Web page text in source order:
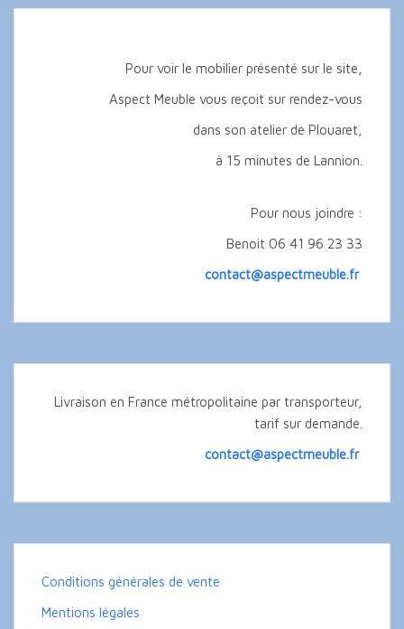
Pour voir le mobilier présenté sur le site,
Aspect Meuble vous reçoit sur rendez-vous
dans son atelier de Plouaret,
à 15 minutes de Lannion.
Pour nous joindre :
Benoit 06 41 96 23 33
contact@aspectmeuble.fr
Livraison en France métropolitaine par transporteur,
tarif sur demande.
contact@aspectmeuble.fr
Conditions générales de vente
Mentions légales